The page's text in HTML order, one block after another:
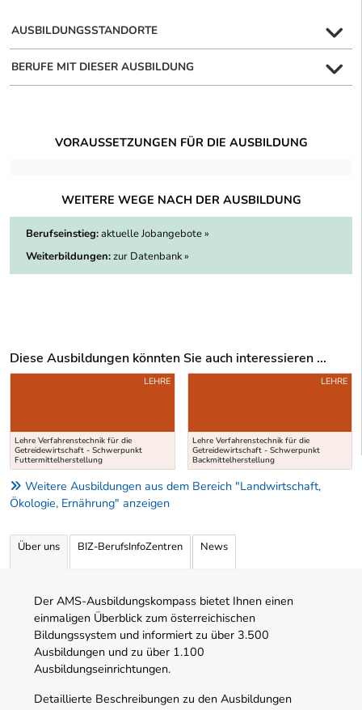
AUSBILDUNGSSTANDORTE
BERUFE MIT DIESER AUSBILDUNG
VORAUSSETZUNGEN FÜR DIE AUSBILDUNG
WEITERE WEGE NACH DER AUSBILDUNG
Berufseinstieg:aktuelle Jobangebote »
Weiterbildungen:zur Datenbank »
Diese Ausbildungen könnten Sie auch interessieren ...
Uber weitere Ausbildungsvorschläge
Lehre Verfahrenstechnik für die
Getreidewirtschaft - Schwerpunkt
Futtermittelherstellung
LEHRE
Lehre Verfahrenstechnik für die
Getreidewirtschaft - Schwerpunkt
Backmittelherstellung
LEHRE
Weitere Ausbildungen aus dem Bereich "Landwirtschaft,
Ökologie, Ernährung" anzeigen
Über uns BIZ-BerufsInfoZentren News
Der AMS-Ausbildungskompass bietet Ihnen einen
einmaligen Überblick zum österreichischen
Bildungssystem und informiert zu über 3.500
Ausbildungen und zu über 1.100
Ausbildungseinrichtungen.
Detaillierte Beschreibungen zu den Ausbildungen